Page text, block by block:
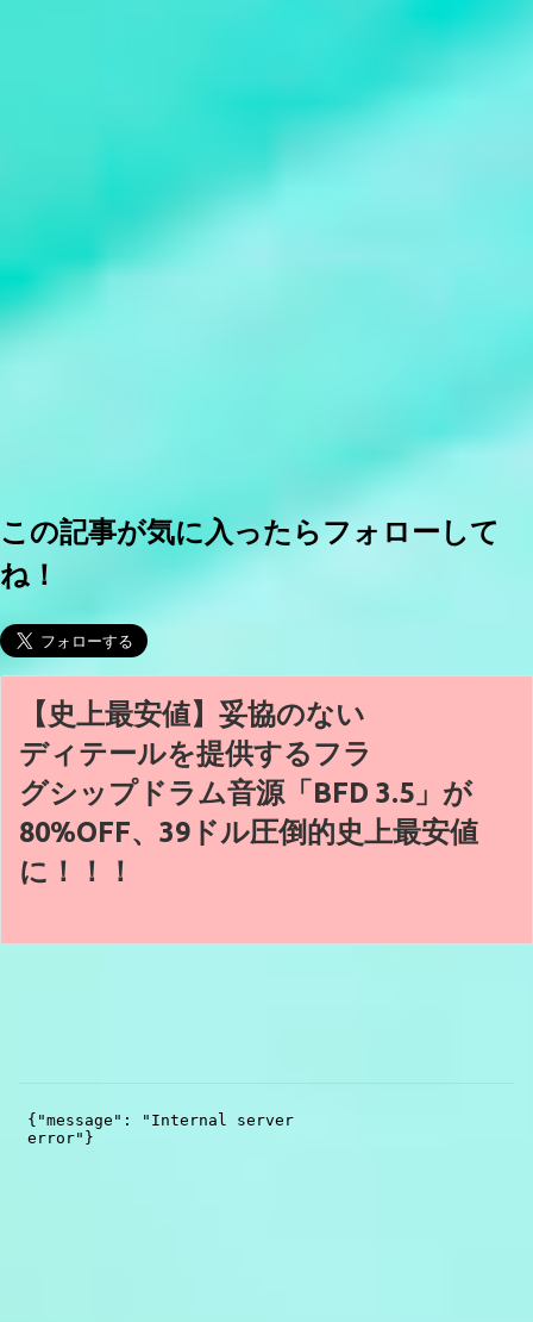
この記事が気に入ったらフォローして
ね！
【史上最安値】妥協のない
ディテールを提供するフラ
グシップドラム音源「BFD 3.5」が
80%OFF、39ドル圧倒的史上最安値
に！！！